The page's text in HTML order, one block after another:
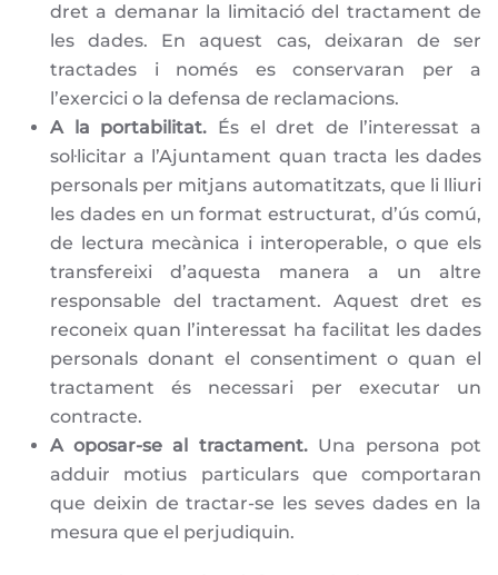
dret a demanar la limitació del tractament de
les dades. En aquest cas, deixaran de ser
tractades i només es conservaran per a
l’exercici o la defensa de reclamacions.
A la portabilitat. És el dret de l’interessat a
sol·licitar a l’Ajuntament quan tracta les dades
personals per mitjans automatitzats, que li lliuri
les dades en un format estructurat, d’ús comú,
de lectura mecànica i interoperable, o que els
transfereixi d’aquesta manera a un altre
responsable del tractament. Aquest dret es
reconeix quan l’interessat ha facilitat les dades
personals donant el consentiment o quan el
tractament és necessari per executar un
contracte.
A oposar-se al tractament.Una persona pot
adduir motius particulars que comportaran
que deixin de tractar-se les seves dades en la
mesura que el perjudiquin.